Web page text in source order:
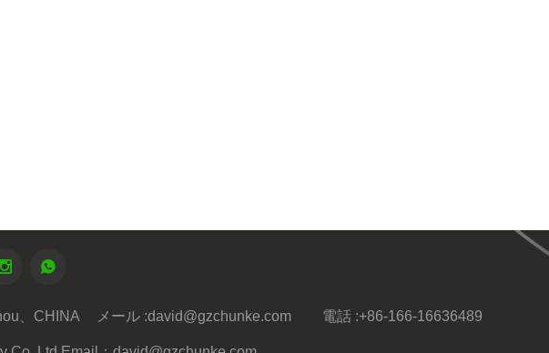
 
、CHINA メール :david@gzchunke.com 電話 :+86-166-16636489